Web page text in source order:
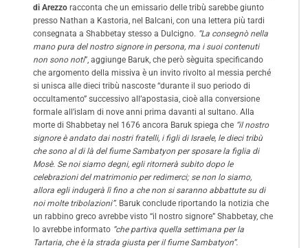
di Arezzo racconta che un emissario delle tribù sarebbe giunto
presso Nathan a Kastoria, nel Balcani, con una lettera più tardi
consegnata a Shabbetay stesso a Dulcigno. “La consegnò nella
mano pura del nostro signore in persona, ma i suoi contenuti
non sono noti”, aggiunge Baruk, che però sèguita specificando
che argomento della missiva è un invito rivolto al messia perché
si unisca alle dieci tribù nascoste “durante il suo periodo di
occultamento” successivo all’apostasia, cioè alla conversione
formale all’islam di nove anni prima davanti al sultano. Alla
morte di Shabbetay nel 1676 ancora Baruk spiega che “il nostro
signore è andato dai nostri fratelli, i figli di Israele, le dieci tribù
che sono al di là del fiume Sambatyon per sposare la figlia di
Mosè. Se noi siamo degni, egli ritornerà subito dopo le
celebrazioni del matrimonio per redimerci; se non lo siamo,
allora egli indugerà lì fino a che non si saranno abbattute su di
noi molte tribolazioni”. Baruk conclude riportando la notizia che
un rabbino greco avrebbe visto “il nostro signore” Shabbetay, che
lo avrebbe informato “che partiva quella settimana per la
Tartaria, che è la strada giusta per il fiume Sambatyon”.